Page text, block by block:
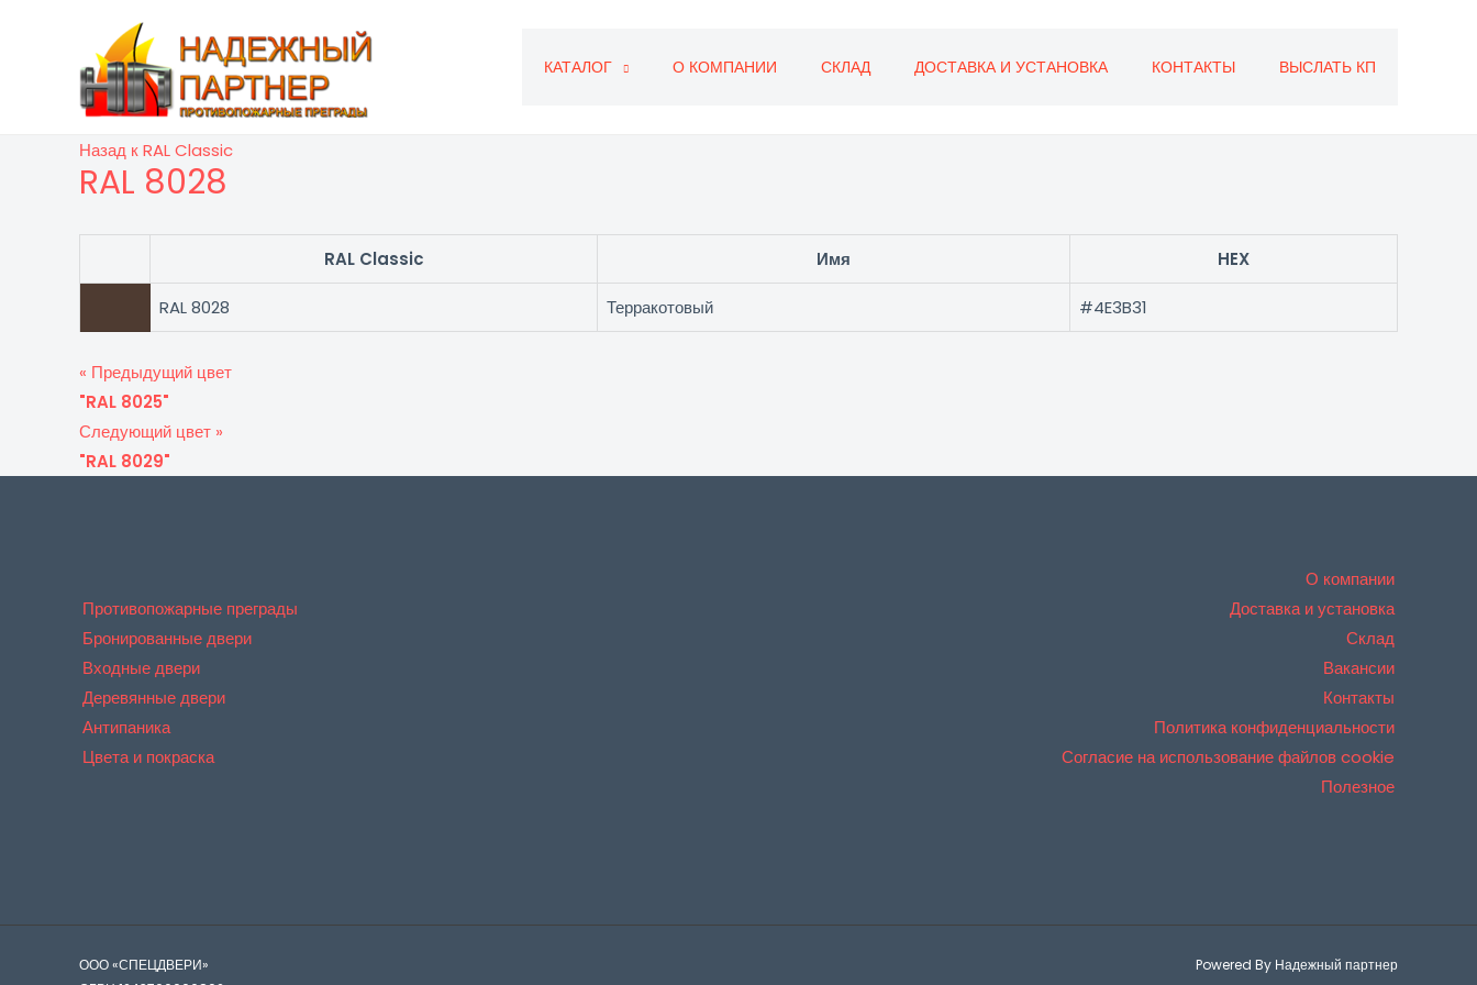
содержимому
КАТАЛОГ О КОМПАНИИ СКЛАД ДОСТАВКА И УСТАНОВКА КОНТАКТЫ ВЫСЛАТЬ КП
Назад к RAL Classic
RAL 8028
RAL Classic Имя HEX
RAL 8028 Терракотовый #4E3B31
« Предыдущий цвет
"RAL 8025"
Следующий цвет »
"RAL 8029"
Противопожарные преграды
Бронированные двери
Входные двери
Деревянные двери
Антипаника
Цвета и покраска
О компании
Доставка и установка
Склад
Вакансии
Контакты
Политика конфиденциальности
Согласие на использование файлов cookie
Полезное
ООО «СПЕЦДВЕРИ»
Powered By Надежный партнер